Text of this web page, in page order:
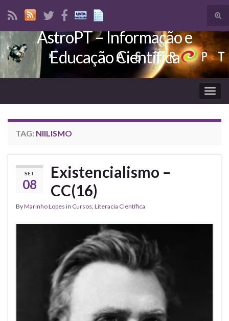
Search for:
AstroPT – Informação e
Educação Científica
TAG: NIILISMO
SET
08
Existencialismo –
CC(16)
ByMarinho Lopes in Cursos, Literacia Científica